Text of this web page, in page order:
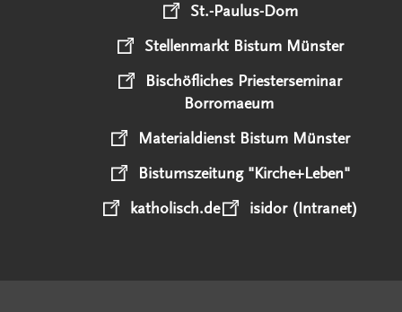
St.-Paulus-Dom
Stellenmarkt Bistum Münster
Bischöfliches Priesterseminar
Borromaeum
Materialdienst Bistum Münster
Bistumszeitung "Kirche+Leben"
katholisch.de
isidor (Intranet)